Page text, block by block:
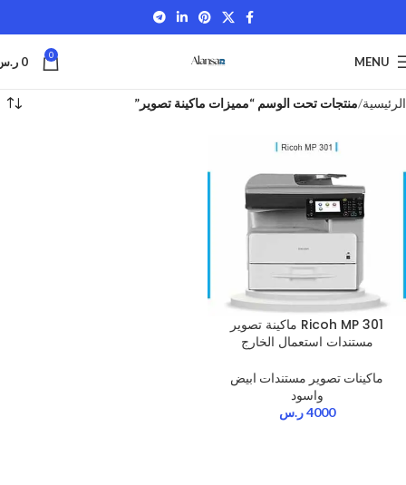
MENU
0
0
الرئيسية منتجات تحت الوسم “مميزات ماكينة تصوير”
Ricoh MP 301 ماكينة تصوير
مستندات استعمال الخارج
ماكينات تصوير مستندات ابيض
واسود
4000 ر.س